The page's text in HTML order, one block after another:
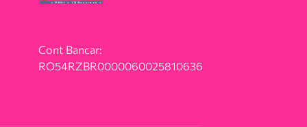
Cont Bancar:
RO54RZBR0000060025810636